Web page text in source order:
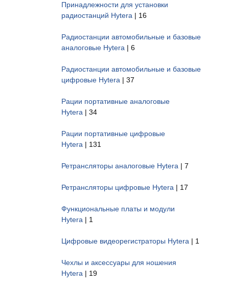
Принадлежности для установки
радиостанций Hytera | 16
Радиостанции автомобильные и базовые
аналоговые Hytera | 6
Радиостанции автомобильные и базовые
цифровые Hytera | 37
Рации портативные аналоговые
Hytera | 34
Рации портативные цифровые
Hytera | 131
Ретрансляторы аналоговые Hytera | 7
Ретрансляторы цифровые Hytera | 17
Функциональные платы и модули
Hytera | 1
Цифровые видеорегистраторы Hytera | 1
Чехлы и аксессуары для ношения
Hytera | 19